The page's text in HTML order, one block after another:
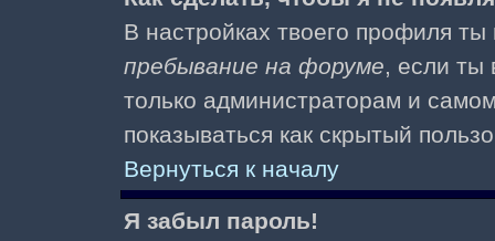
В настройках твоего профиля
пребывание на форуме, если
только администраторам и
показываться как скрытый
Вернуться к началу
Я забыл пароль!